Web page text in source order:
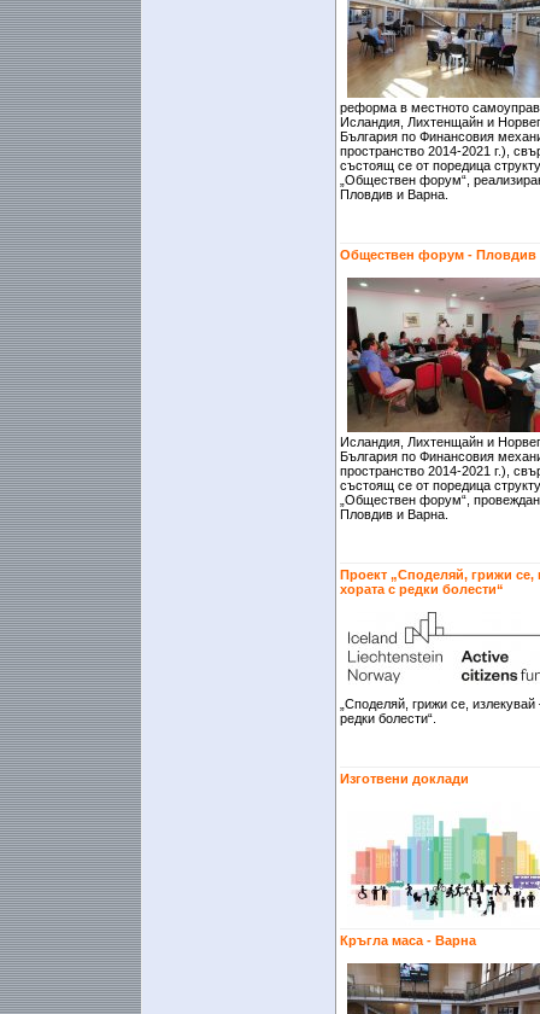
реформа в местното
Исландия, Лихтенщайн и
България по Финансовия
пространство 2014-2021 г.),
състоящ се от поредица
„Обществен форум“,
Пловдив и Варна.
Обществен форум - Пловдив
Исландия, Лихтенщайн и
България по Финансовия
пространство 2014-2021 г.),
състоящ се от поредица
„Обществен форум“,
Пловдив и Варна.
Проект „Споделяй, грижи се,
хората с редки болести“
„Споделяй, грижи се,
редки болести“.
Изготвени доклади
Кръгла маса - Варна